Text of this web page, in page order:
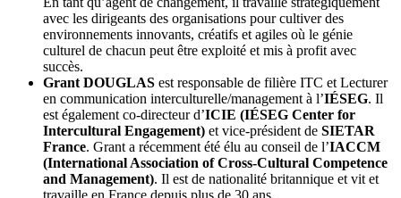
avec les dirigeants des organisations pour cultiver des
environnements innovants, créatifs et agiles où le génie
culturel de chacun peut être exploité et mis à profit avec
succès.
Grant DOUGLAS est responsable de filière ITC et Lecturer
en communication interculturelle/management à l’IÉSEG. Il
est également co-directeur d’ICIE (IÉSEG Center for
Intercultural Engagement) et vice-président de SIETAR
France. Grant a récemment été élu au conseil de l’IACCM
(International Association of Cross-Cultural Competence
and Management). Il est de nationalité britannique et vit et